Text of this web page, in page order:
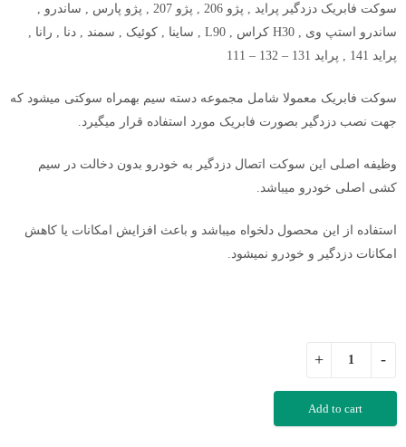
سوکت فابریک دزدگیر پراید , پژو 206 , پژو 207 , پژو پارس , ساندرو ,
ساندرو استپ وی , H30 کراس , L90 , ساینا , کوئیک , سمند , دنا , رانا ,
پراید 141 , پراید 131 – 132 – 111
سوکت فابریک معمولا شامل مجموعه دسته سیم بهمراه سوکتی میشود که
جهت نصب دزدگیر بصورت فابریک مورد استفاده قرار میگیرد.
وظیفه اصلی این سوکت اتصال دزدگیر به خودرو بدون دخالت در سیم
کشی اصلی خودرو میباشد.
استفاده از این محصول دلخواه میباشد و باعث افزایش امکانات یا کاهش
امکانات دزدگیر و خودرو نمیشود.
Add to cart